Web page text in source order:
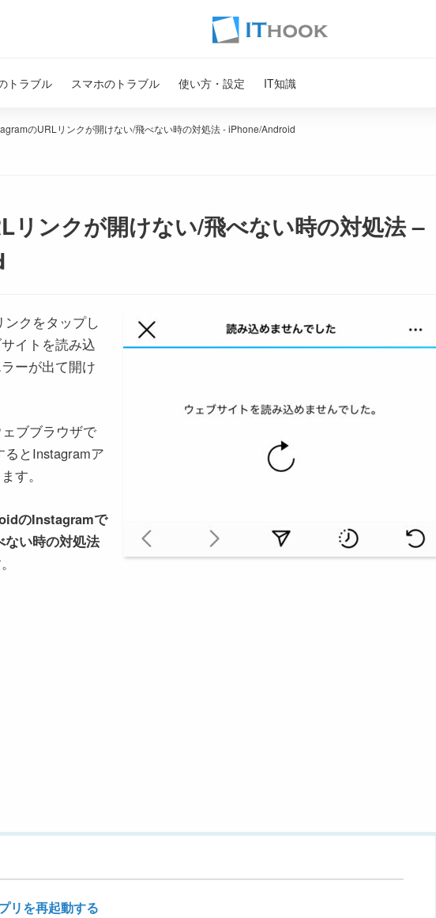
トラブル スマホのトラブル 使い方・設定 IT知識
のURLリンクが開けない/飛べない時の対処法 - iPhone/Android
リンクが開けない/飛べない時の対処法 –
ンクをタップし
イトを読み込
ーが出て開け
ブブラウザで
とInstagramア
す。
のInstagramで
ない時の対処法
リを再起動する